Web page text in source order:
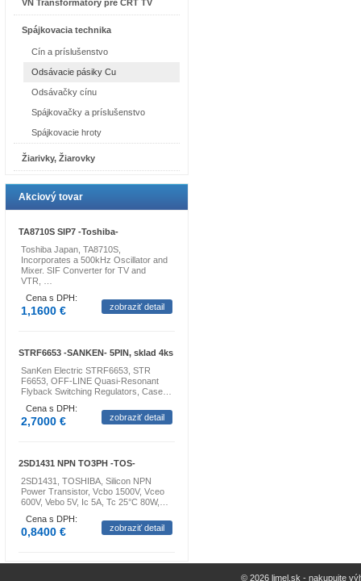
VN Transformátory pre CRT TV
Spájkovacia technika
Cín a príslušenstvo
Odsávacie pásiky Cu
Odsávačky cínu
Spájkovačky a príslušenstvo
Spájkovacie hroty
Žiarivky, Žiarovky
Akciový tovar
TA8710S SIP7 -Toshiba-
Toshiba Japan, TA8710S,
Incorporates a 500kHz Oscillator and
Mixer. SIF Converter for TV and
VTR, …
Cena s DPH:
1,1600 € zobraziť detail
STRF6653 -SANKEN- 5PIN, sklad 4ks
SanKen Electric STRF6653, STR
F6653, OFF-LINE Quasi-Resonant
Flyback Switching Regulators, Case…
Cena s DPH:
2,7000 € zobraziť detail
2SD1431 NPN TO3PH -TOS-
2SD1431, TOSHIBA, Silicon NPN
Power Transistor, Vcbo 1500V, Vceo
600V, Vebo 5V, Ic 5A, Tc 25°C 80W,…
Cena s DPH:
0,8400 € zobraziť detail
© 2026 limel.sk - nakupujte